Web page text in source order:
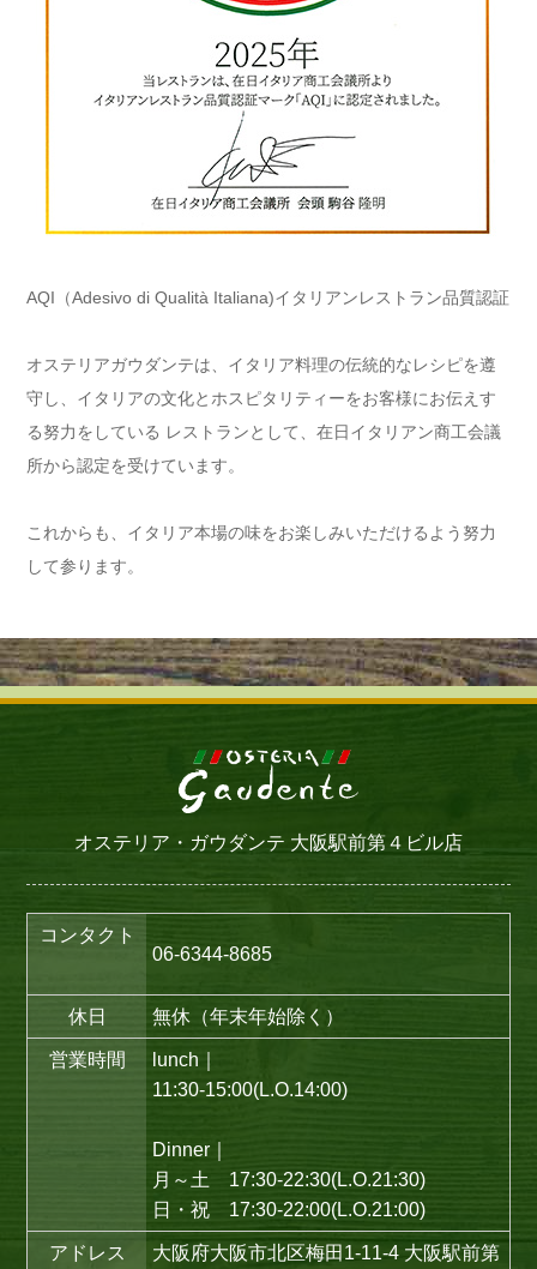
AQI（Adesivo di Qualità Italiana)イタリアンレストラン品質認証
オステリアガウダンテは、イタリア料理の伝統的なレシピを遵
守し、イタリアの文化とホスピタリティーをお客様にお伝えす
る努力をしている レストランとして、在日イタリアン商工会議
所から認定を受けています。
これからも、イタリア本場の味をお楽しみいただけるよう努力
して参ります。
オステリア・ガウダンテ 大阪駅前第４ビル店
コンタクト
06-6344-8685
休日 無休（年末年始除く）
営業時間
lunch｜
11:30-15:00(L.O.14:00)
Dinner｜
月～土 17:30-22:30(L.O.21:30)
日・祝 17:30-22:00(L.O.21:00)
アドレス
大阪府大阪市北区梅田1-11-4 大阪駅前第